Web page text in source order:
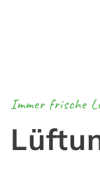
Immer frische